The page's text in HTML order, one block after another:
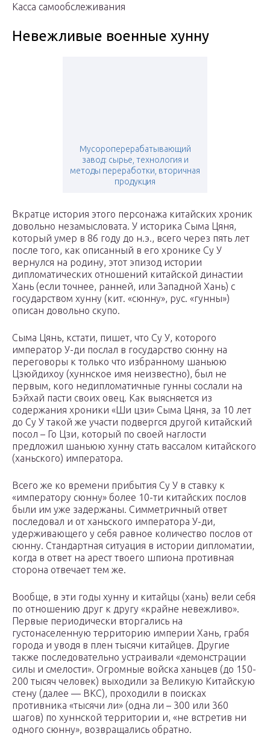
Касса самообслеживания
Невежливые военные хунну
Мусороперерабатывающий
завод: сырье, технология и
методы переработки, вторичная
продукция
Вкратце история этого персонажа китайских хроник
довольно незамысловата. У историка Сыма Цяня,
который умер в 86 году до н.э., всего через пять лет
после того, как описанный в его хронике Су У
вернулся на родину, этот эпизод истории
дипломатических отношений китайской династии
Хань (если точнее, ранней, или Западной Хань) с
государством хунну (кит. «сюнну», рус. «гунны»)
описан довольно скупо.
Сыма Цянь, кстати, пишет, что Су У, которого
император У-ди послал в государство сюнну на
переговоры к только что избранному шаньюю
Цзюйдихоу (хуннское имя неизвестно), был не
первым, кого недипломатичные гунны сослали на
Бэйхай пасти своих овец. Как выясняется из
содержания хроники «Ши цзи» Сыма Цяня, за 10 лет
до Су У такой же участи подвергся другой китайский
посол – Го Цзи, который по своей наглости
предложил шаньюю хунну стать вассалом китайского
(ханьского) императора.
Всего же ко времени прибытия Су У в ставку к
«императору сюнну» более 10-ти китайских послов
были им уже задержаны. Симметричный ответ
последовал и от ханьского императора У-ди,
удерживающего у себя равное количество послов от
сюнну. Стандартная ситуация в истории дипломатии,
когда в ответ на арест твоего шпиона противная
сторона отвечает тем же.
Вообще, в эти годы хунну и китайцы (хань) вели себя
по отношению друг к другу «крайне невежливо».
Первые периодически вторгались на
густонаселенную территорию империи Хань, грабя
города и уводя в плен тысячи китайцев. Другие
также последовательно устраивали «демонстрации
силы и смелости». Огромные войска ханьцев (до 150-
200 тысяч человек) выходили за Великую Китайскую
стену (далее — ВКС), проходили в поисках
противника «тысячи ли» (одна ли – 300 или 360
шагов) по хуннской территории и, «не встретив ни
одного сюнну», возвращались обратно.